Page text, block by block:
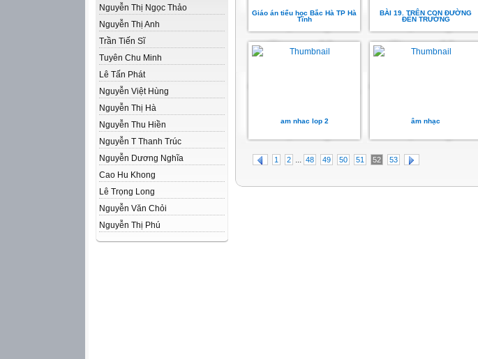
Nguyễn Thị Ngọc Thảo
Nguyễn Thị Anh
Trần Tiến Sĩ
Tuyên Chu Minh
Lê Tấn Phát
Nguyễn Việt Hùng
Nguyễn Thị Hà
Nguyễn Thu Hiền
Nguyễn T Thanh Trúc
Nguyễn Dương Nghĩa
Cao Hu Khong
Lê Trọng Long
Nguyễn Văn Chỏi
Nguyễn Thị Phú
Giáo án tiểu học Bắc Hà TP Hà
Tĩnh
BÀI 19. TRÊN CON ĐƯỜNG
ĐẾN TRƯỜNG
am nhac lop 2 âm nhạc
1 2 ... 48 49 50 51 52 53